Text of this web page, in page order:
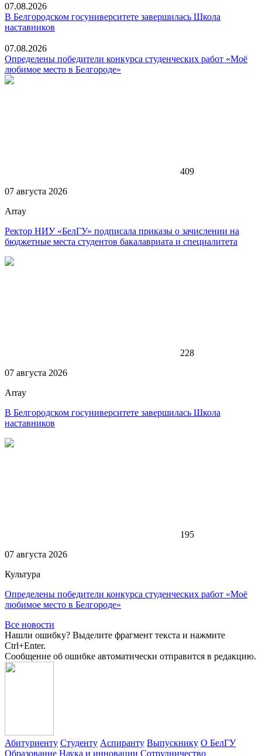
07.08.2026
В Белгородском госуниверситете завершилась Школа
наставников
07.08.2026
Определены победители конкурса студенческих работ «Моё
любимое место в Белгороде»
409
07 августа 2026
Array
Ректор НИУ «БелГУ» подписала приказы о зачислении на
бюджетные места студентов бакалавриата и специалитета
228
07 августа 2026
Array
В Белгородском госуниверситете завершилась Школа
наставников
195
07 августа 2026
Культура
Определены победители конкурса студенческих работ «Моё
любимое место в Белгороде»
Все новости
Нашли ошибку? Выделите фрагмент текста и нажмите
Ctrl+Enter.
Сообщение об ошибке автоматически отправится в редакцию.
Абитуриенту Студенту Аспиранту Выпускнику О БелГУ
Образование Наука и инновации Сотрудничество